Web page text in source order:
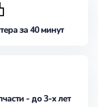
за 40 минут
- до 3-х лет